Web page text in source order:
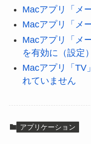
Macアプリ「メ
Macアプリ「メ
Macアプリ「メ
を有効に（設定）
Macアプリ「TV
れていません
アプリケーション